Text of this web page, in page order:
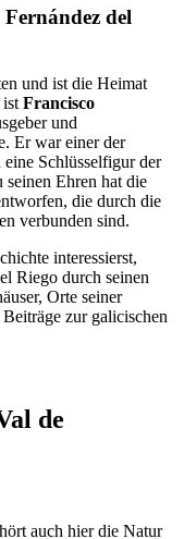
del
und ist die Heimat
ist Francisco
und
Er war einer der
eine Schlüsselfigur der
Ehren hat die
die durch die
verbunden sind.
interessierst,
Riego durch seinen
Orte seiner
zur galicischen
de
auch hier die Natur